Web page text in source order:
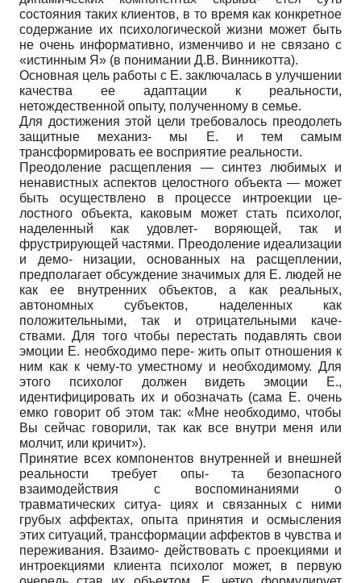
состояния таких клиентов, в то время как конкретное
содержание их психологической жизни может быть
не очень информативно, изменчиво и не связано с
«истинным Я» (в понимании Д.В. Винникотта).
Основная цель работы с Е. заключалась в улучшении
качества ее адаптации к реальности,
нетождественной опыту, полученному в семье.
Для достижения этой цели требовалось преодолеть
защитные механиз- мы Е. и тем самым
трансформировать ее восприятие реальности.
Преодоление расщепления — синтез любимых и
ненавистных аспектов целостного объекта — может
быть осуществлено в процессе интроекции це-
лостного объекта, каковым может стать психолог,
наделенный как удовлет- воряющей, так и
фрустрирующей частями. Преодоление идеализации
и демо- низации, основанных на расщеплении,
предполагает обсуждение значимых для Е. людей не
как ее внутренних объектов, а как реальных,
автономных субъектов, наделенных как
положительными, так и отрицательными каче-
ствами. Для того чтобы перестать подавлять свои
эмоции Е. необходимо пере- жить опыт отношения к
ним как к чему-то уместному и необходимому. Для
этого психолог должен видеть эмоции Е.,
идентифицировать их и обозначать (сама Е. очень
емко говорит об этом так: «Мне необходимо, чтобы
Вы сейчас говорили, так как все внутри меня или
молчит, или кричит»).
Принятие всех компонентов внутренней и внешней
реальности требует опы- та безопасного
взаимодействия с воспоминаниями о
травматических ситуа- циях и связанных с ними
грубых аффектах, опыта принятия и осмысления
этих ситуаций, трансформации аффектов в чувства и
переживания. Взаимо- действовать с проекциями и
интроекциями клиента психолог может, в первую